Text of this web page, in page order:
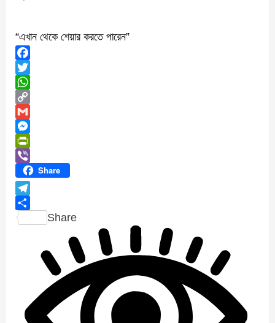
“এখান থেকে শেয়ার করতে পারেন”
Facebook
Twitter
WhatsApp
Copy
Link
Gmail
Messenger
PrintFriendly
ViberShare
Telegram
Share